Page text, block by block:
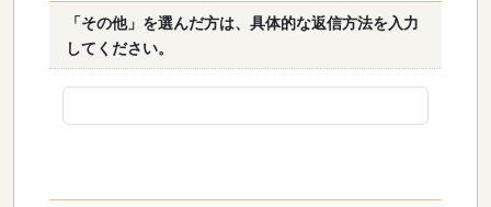
「その他」を選んだ方は、具体的な返信方法を入力
してください。